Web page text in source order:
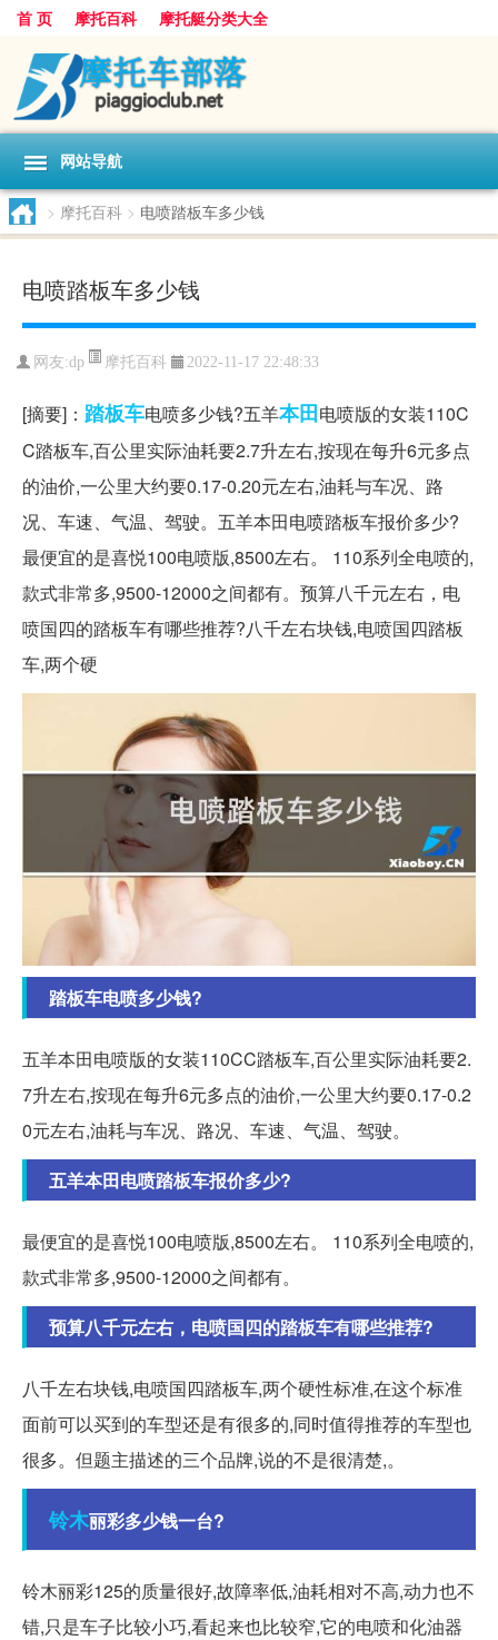
首 页 摩托百科 摩托艇分类大全
网站导航
> 摩托百科 > 电喷踏板车多少钱
电喷踏板车多少钱
网友:dp 摩托百科 2022-11-17 22:48:33
[摘要]： 踏板车电喷多少钱?五羊本田电喷版的女装110C
C踏板车,百公里实际油耗要2.7升左右,按现在每升6元多点
的油价,一公里大约要0.17-0.20元左右,油耗与车况、路
况、车速、气温、驾驶。五羊本田电喷踏板车报价多少?
最便宜的是喜悦100电喷版,8500左右。 110系列全电喷的,
款式非常多,9500-12000之间都有。预算八千元左右，电
喷国四的踏板车有哪些推荐?八千左右块钱,电喷国四踏板
车,两个硬
踏板车电喷多少钱?
五羊本田电喷版的女装110CC踏板车,百公里实际油耗要2.
7升左右,按现在每升6元多点的油价,一公里大约要0.17-0.2
0元左右,油耗与车况、路况、车速、气温、驾驶。
五羊本田电喷踏板车报价多少?
最便宜的是喜悦100电喷版,8500左右。 110系列全电喷的,
款式非常多,9500-12000之间都有。
预算八千元左右，电喷国四的踏板车有哪些推荐?
八千左右块钱,电喷国四踏板车,两个硬性标准,在这个标准
面前可以买到的车型还是有很多的,同时值得推荐的车型也
很多。但题主描述的三个品牌,说的不是很清楚,。
铃木丽彩多少钱一台?
铃木丽彩125的质量很好,故障率低,油耗相对不高,动力也不
错,只是车子比较小巧,看起来也比较窄,它的电喷和化油器